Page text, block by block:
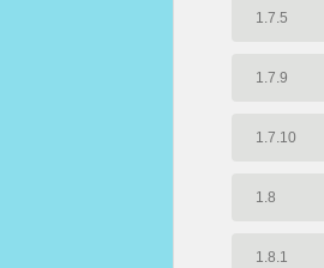
1.7.5
1.7.9
1.7.10
1.8
1.8.1